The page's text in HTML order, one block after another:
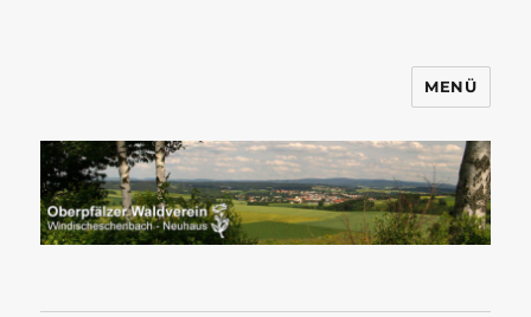
Windischeschenbach-Neuhaus
MENÜ